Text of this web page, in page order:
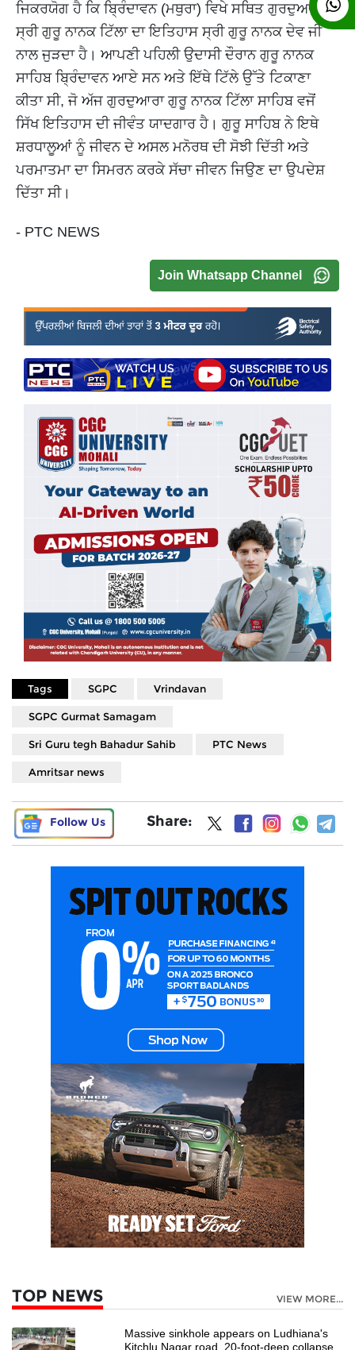
ਜਿਕਰਯੋਗ ਹੈ ਕਿ ਬ੍ਰਿੰਦਾਵਨ (ਮਥੁਰਾ) ਵਿਖੇ ਸਥਿਤ ਗੁਰਦੁਆਰਾ
ਸ੍ਰੀ ਗੁਰੂ ਨਾਨਕ ਟਿੱਲਾ ਦਾ ਇਤਿਹਾਸ ਸ੍ਰੀ ਗੁਰੂ ਨਾਨਕ ਦੇਵ ਜੀ
ਨਾਲ ਜੁੜਦਾ ਹੈ। ਆਪਣੀ ਪਹਿਲੀ ਉਦਾਸੀ ਦੌਰਾਨ ਗੁਰੂ ਨਾਨਕ
ਸਾਹਿਬ ਬ੍ਰਿੰਦਾਵਨ ਆਏ ਸਨ ਅਤੇ ਇੱਥੇ ਟਿੱਲੇ ਉੱਤੇ ਟਿਕਾਣਾ
ਕੀਤਾ ਸੀ, ਜੋ ਅੱਜ ਗੁਰਦੁਆਰਾ ਗੁਰੂ ਨਾਨਕ ਟਿੱਲਾ ਸਾਹਿਬ ਵਜੋਂ
ਸਿੱਖ ਇਤਿਹਾਸ ਦੀ ਜੀਵੰਤ ਯਾਦਗਾਰ ਹੈ। ਗੁਰੂ ਸਾਹਿਬ ਨੇ ਇਥੇ
ਸ਼ਰਧਾਲੂਆਂ ਨੂੰ ਜੀਵਨ ਦੇ ਅਸਲ ਮਨੋਰਥ ਦੀ ਸੋਝੀ ਦਿੱਤੀ ਅਤੇ
ਪਰਮਾਤਮਾ ਦਾ ਸਿਮਰਨ ਕਰਕੇ ਸੱਚਾ ਜੀਵਨ ਜਿਉਣ ਦਾ ਉਪਦੇਸ਼
ਦਿੱਤਾ ਸੀ।
- PTC NEWS
Join Whatsapp Channel
Tags SGPC Vrindavan
SGPC Gurmat Samagam
Sri Guru tegh Bahadur Sahib PTC News
Amritsar news
Follow Us Share:
TOP NEWS VIEW MORE...
Massive sinkhole appears on Ludhiana's
Kitchlu Nagar road, 20-foot-deep collapse